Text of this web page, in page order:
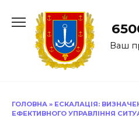
до
Ваш
ГОЛОВНА » ЕСКАЛАЦІЯ:
ЕФЕКТИВНОГО УПРАВЛІННЯ